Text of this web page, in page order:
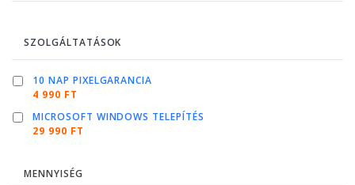
SZOLGÁLTATÁSOK
10 NAP PIXELGARANCIA
4 990 FT
MICROSOFT WINDOWS TELEPÍTÉS
29 990 FT
MENNYISÉG